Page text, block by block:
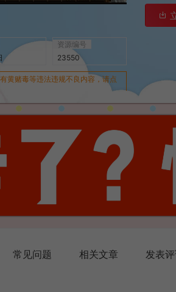
资源编号
23550
黄赌毒等违法违规不良内容，请点
常见问题 相关文章 发表